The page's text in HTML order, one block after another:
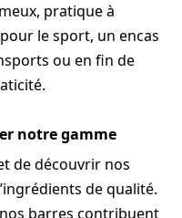
pratique à
le sport, un encas
ou en fin de
notre gamme
de découvrir nos
de qualité.
barres contribuent